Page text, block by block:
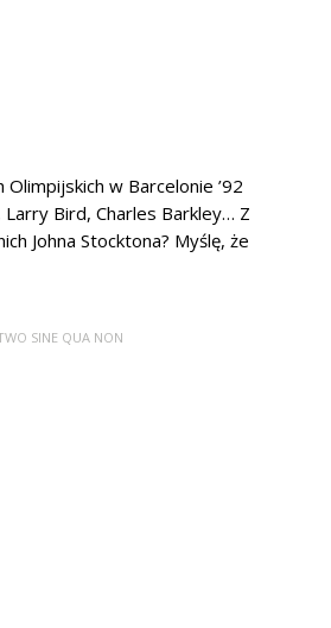
w Barcelonie ’92
Bird, Charles Barkley… Z
Johna Stocktona? Myślę, że
SINE QUA NON